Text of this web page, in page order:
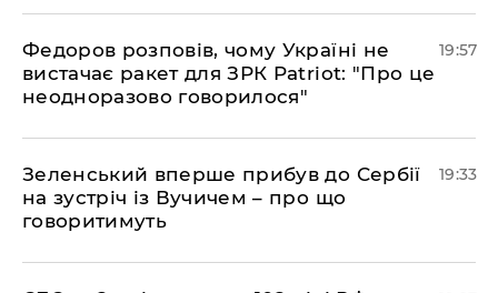
​Федоров розповів, чому Україні не
вистачає ракет для ЗРК Patriot: "Про це
неодноразово говорилося"
19:57
​Зеленський вперше прибув до Сербії
на зустріч із Вучичем – про що
говоритимуть
19:33